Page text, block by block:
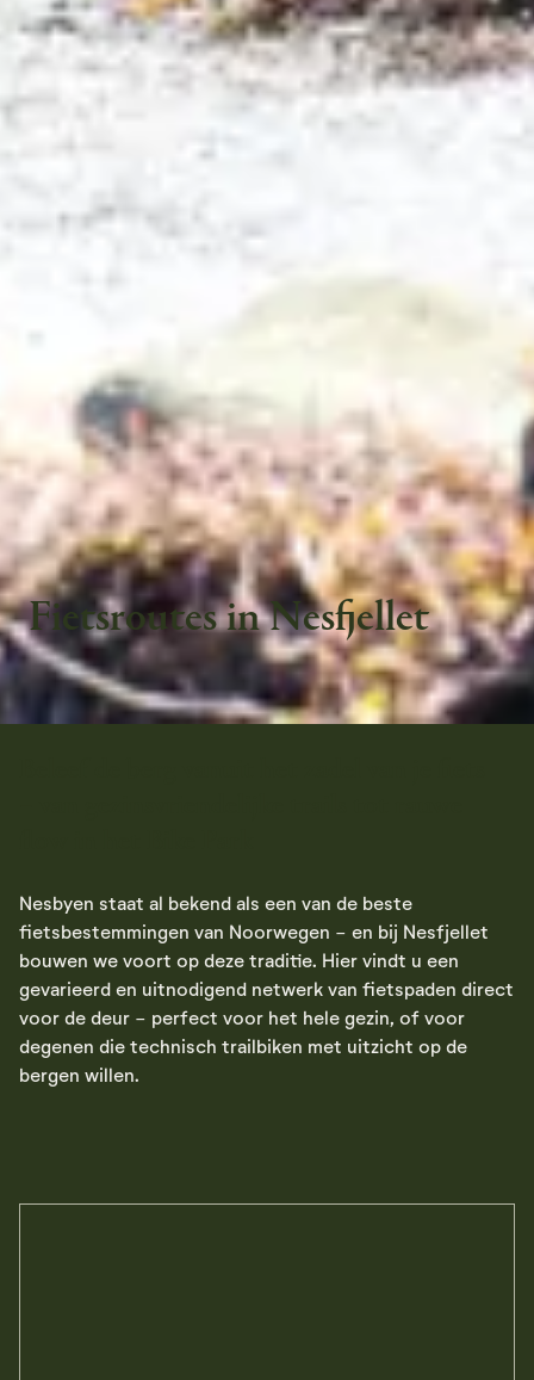
Fietsroutes in Nesfjellet
Nesbyen staat al bekend als een van de beste
fietsbestemmingen van Noorwegen - en bij Nesfjellet
bouwen we voort op deze traditie. Hier vindt u een
gevarieerd en uitnodigend netwerk van fietspaden direct
voor de deur - perfect voor het hele gezin, of voor
degenen die technisch trailbiken met uitzicht op de
bergen willen.